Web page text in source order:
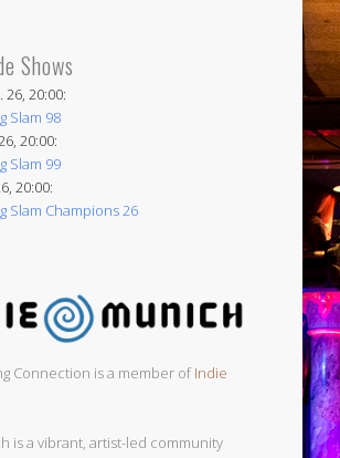
Shows
26, 20:00:
Slam 98
20:00:
Slam 99
20:00:
Slam Champions 26
Connection is a member ofIndie
is a vibrant, artist-led community